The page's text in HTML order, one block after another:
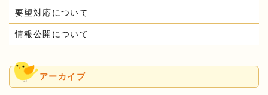
要望対応について
情報公開について
アーカイブ